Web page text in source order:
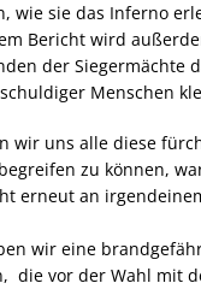
wie sie das Inferno
Bericht wird
der Siegermächte
Menschen
wir uns alle diese
zu können,
erneut an
wir eine
die vor der Wahl mit